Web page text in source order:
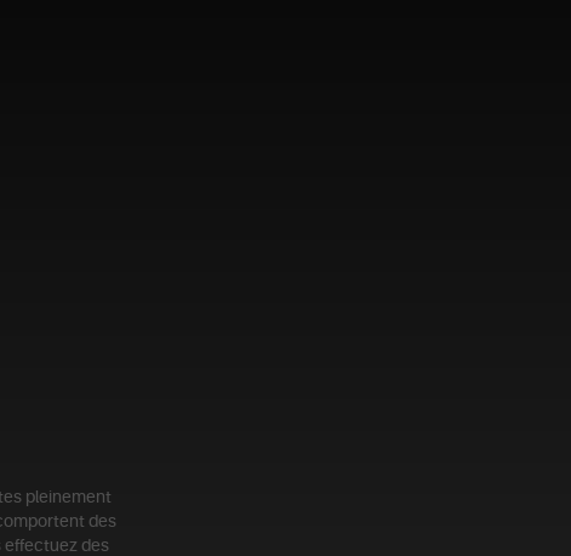
pleinement
des
effectuez des